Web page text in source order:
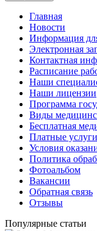
Главная
Новости
Информация
Электронная
Контактная
Расписание
Наши
Наши лицензии
Программа
Виды
Бесплатная
Платные услуги
Условия
Политика
Фотоальбом
Вакансии
Обратная связь
Отзывы
Популярные статьи